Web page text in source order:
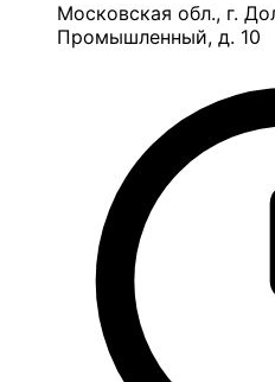
Московская обл., г.
Промышленный, д. 10